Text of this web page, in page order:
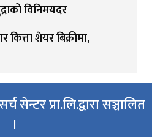
विनिमयदर
शेयर बिक्रीमा,
सेन्टर प्रा.लि.द्वारा सञ्चालित
।